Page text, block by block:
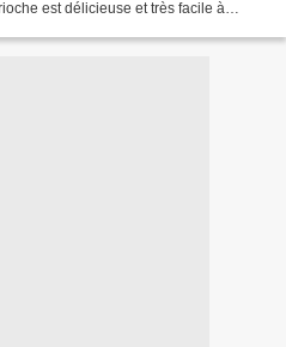
est délicieuse et très facile à